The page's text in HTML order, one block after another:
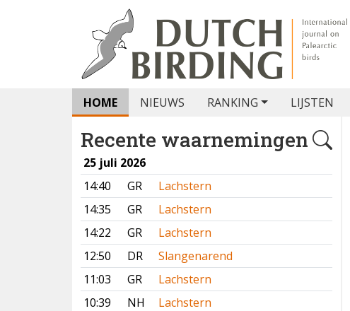
HOME NIEUWS RANKING LIJSTEN
Recente waarnemingen
25 juli 2026
14:40
GR
Lachstern
14:35
GR
Lachstern
14:22
GR
Lachstern
12:50
DR
Slangenarend
11:03
GR
Lachstern
10:39
NH
Lachstern